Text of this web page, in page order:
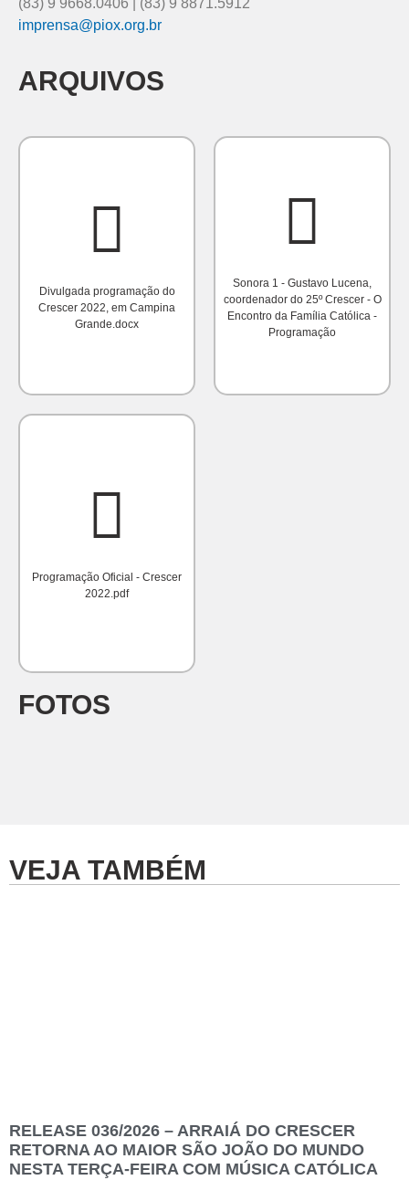
imprensa@piox.org.br
ARQUIVOS
Divulgada programação do
Crescer 2022, em Campina
Grande.docx
Sonora 1 - Gustavo Lucena,
coordenador do 25º Crescer - O
Encontro da Família Católica -
Programação
Programação Oficial - Crescer
2022.pdf
FOTOS
VEJA TAMBÉM
RELEASE 036/2026 – ARRAIÁ DO CRESCER
RETORNA AO MAIOR SÃO JOÃO DO MUNDO
NESTA TERÇA-FEIRA COM MÚSICA CATÓLICA